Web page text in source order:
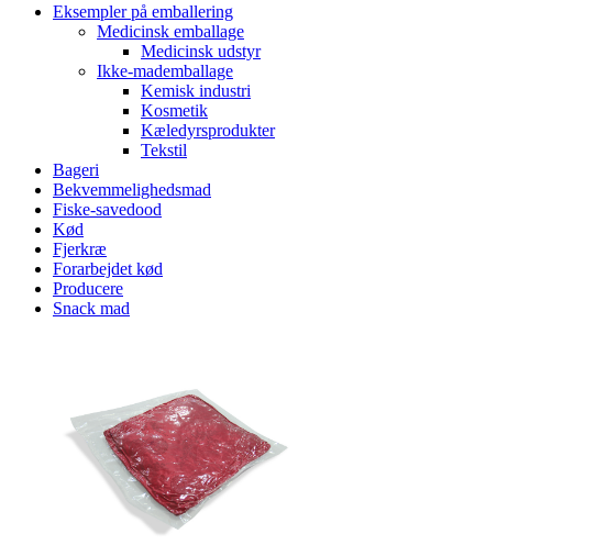
Eksempler på emballering
Medicinsk emballage
Medicinsk udstyr
Ikke-mademballage
Kemisk industri
Kosmetik
Kæledyrsprodukter
Tekstil
Bageri
Bekvemmelighedsmad
Fiske-savedood
Kød
Fjerkræ
Forarbejdet kød
Producere
Snack mad